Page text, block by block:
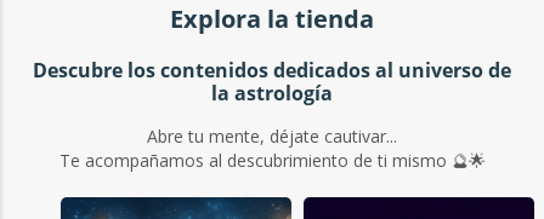
Explora la tienda
Descubre los contenidos dedicados al universo de
la astrología
Abre tu mente, déjate cautivar...
Te acompañamos al descubrimiento de ti mismo 🔮🌟